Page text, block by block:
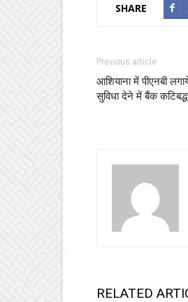
SHARE
Previous article
आशियाना में पीएनबी
सुविधा देने में बैंक
RELATED